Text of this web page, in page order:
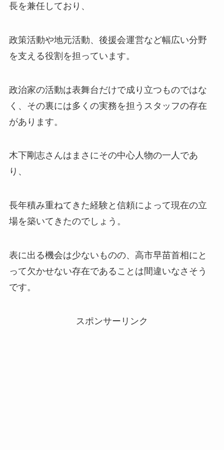
長を兼任しており、
政策活動や地元活動、後援会運営など幅広い分野
を支える役割を担っています。
政治家の活動は表舞台だけで成り立つものではな
く、その裏には多くの実務を担うスタッフの存在
があります。
木下剛志さんはまさにその中心人物の一人であ
り、
長年積み重ねてきた経験と信頼によって現在の立
場を築いてきたのでしょう。
表に出る機会は少ないものの、高市早苗首相にと
って欠かせない存在であることは間違いなさそう
です。
スポンサーリンク